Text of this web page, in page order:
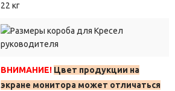
22 кг
ВНИМАНИЕ! Цвет продукции на
экране монитора может отличаться